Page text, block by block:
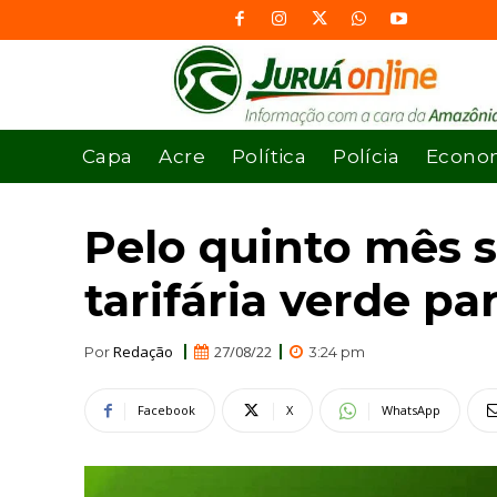
Capa Acre Política Polícia
Pelo quinto mês
tarifária verde
PorRedação 27/08/22 3:24 pm
Facebook X WhatsApp